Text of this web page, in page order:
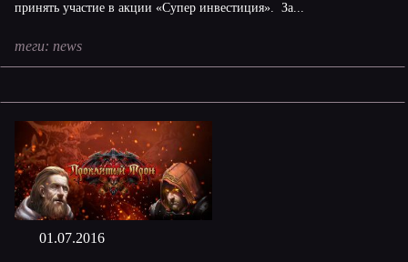
принять участие в акции «Супер инвестиция». За...
теги: news
01.07.2016